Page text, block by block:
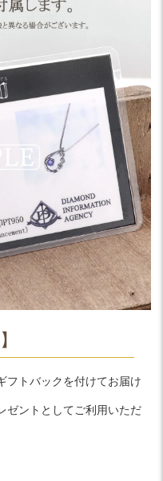
フトバックを付けてお届け
ゼントとしてご利用いただ